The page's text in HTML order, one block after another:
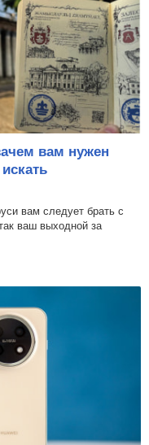
вам нужен
вам следует брать с
ваш выходной за